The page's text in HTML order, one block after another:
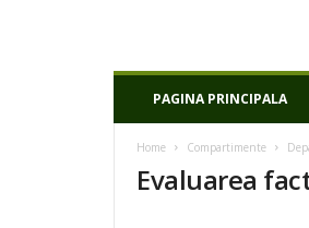
P
PAGINA PRINCIPALA
Home Compartimente
Evaluarea